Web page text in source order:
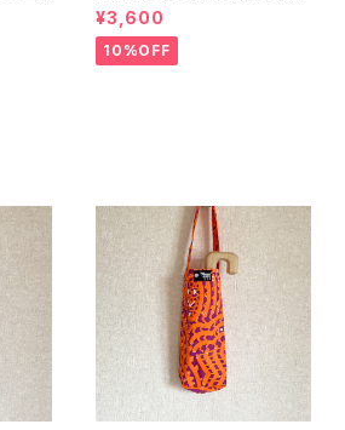
e
¥3,600
10%OFF